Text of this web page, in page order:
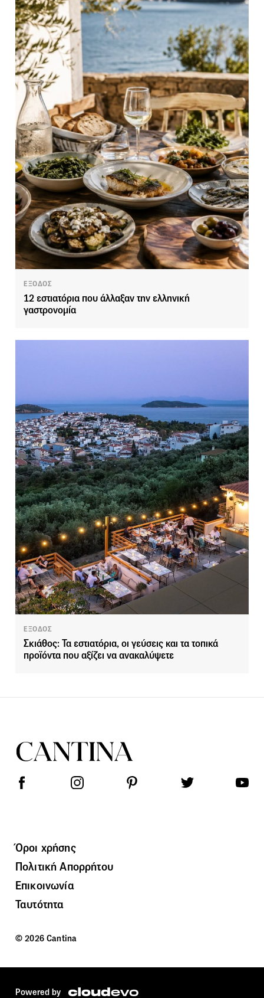
ΕΞΟΔΟΣ
12 εστιατόρια που άλλαξαν την ελληνική
γαστρονομία
ΕΞΟΔΟΣ
Σκιάθος: Τα εστιατόρια, οι γεύσεις και τα τοπικά
προϊόντα που αξίζει να ανακαλύψετε
Όροι χρήσης
Πολιτική Απορρήτου
Επικοινωνία
Ταυτότητα
© 2026 Cantina
Powered by